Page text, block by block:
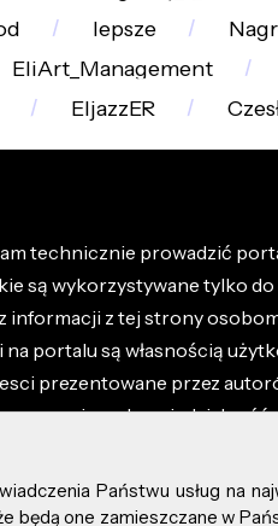
lepsze
EliArt_Management
EljazzER
technicznie prowadzić
są wykorzystywane tylko
z tej strony
na portalu są własnością
prezentowane przez
ponosisz odpowiedzialność
prawa zastrzeżone.
Państwu usług na
będą one zamieszczane w